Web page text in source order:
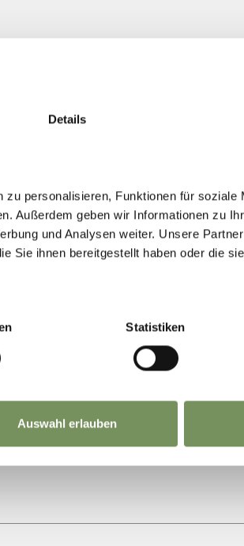
Details
personalisieren, Funktionen für soziale
Außerdem geben wir Informationen zu
und Analysen weiter. Unsere
Sie ihnen bereitgestellt haben oder die
Statistiken
Auswahl erlauben